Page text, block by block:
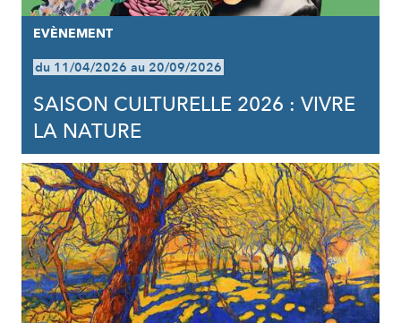
EVÈNEMENT
du 11/04/2026 au 20/09/2026
SAISON CULTURELLE 2026 : VIVRE
LA NATURE